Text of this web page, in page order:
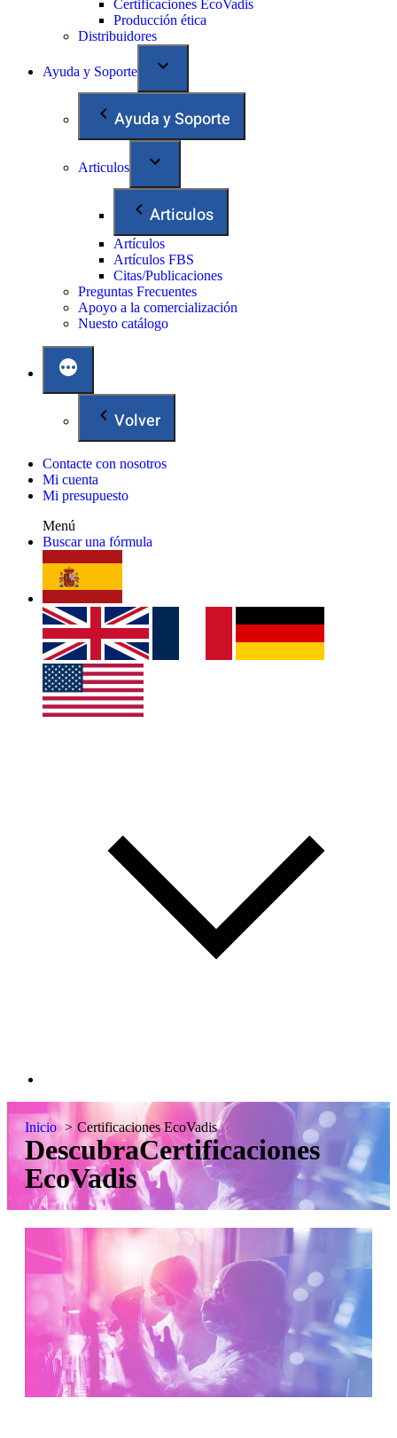
Certificaciones EcoVadis
Producción ética
Distribuidores
Ayuda y Soporte
Ayuda y Soporte
Articulos
Articulos
Artículos
Artículos FBS
Citas/Publicaciones
Preguntas Frecuentes
Apoyo a la comercialización
Nuesto catálogo
Volver
Contacte con nosotros
Mi cuenta
Mi presupuesto
Menú
Buscar una fórmula
Inicio Certificaciones EcoVadis
DescubraCertificaciones
EcoVadis